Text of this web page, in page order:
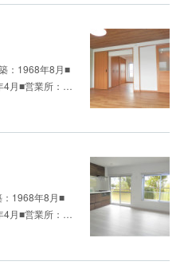
：1968年8月■
4月■営業所：…
1968年8月■
4月■営業所：…